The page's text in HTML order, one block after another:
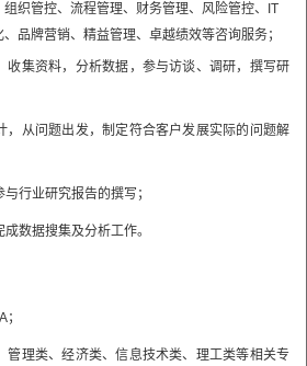
织管控、流程管理、财务管理、风险管控、IT
品牌营销、精益管理、卓越绩效等咨询服务；
收集资料，分析数据，参与访谈、调研，撰写研
，从问题出发，制定符合客户发展实际的问题解
行业研究报告的撰写；
数据搜集及分析工作。
管理类、经济类、信息技术类、理工类等相关专